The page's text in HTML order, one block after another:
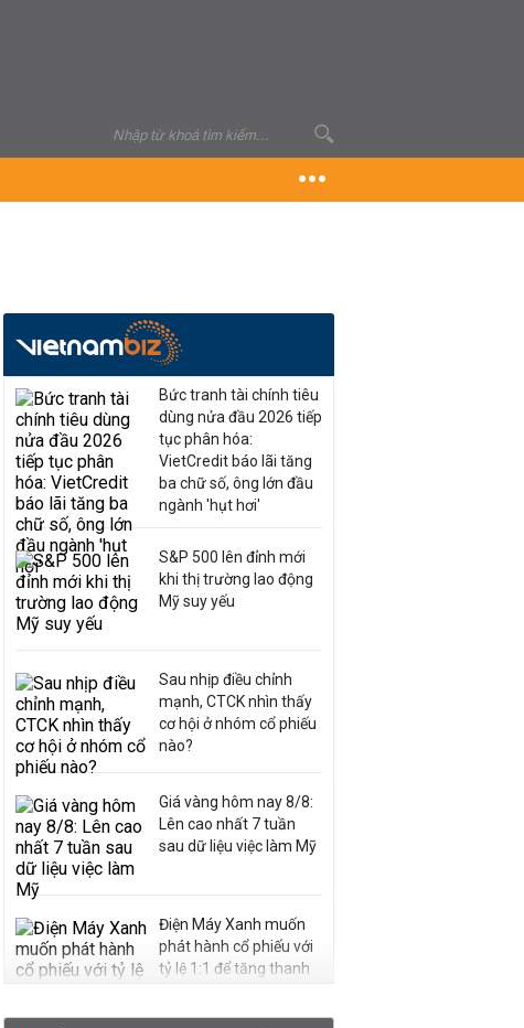
Bức tranh tài chính tiêu
dùng nửa đầu 2026 tiếp
tục phân hóa:
VietCredit báo lãi tăng
ba chữ số, ông lớn đầu
ngành 'hụt hơi'
S&P 500 lên đỉnh mới
khi thị trường lao động
Mỹ suy yếu
Sau nhịp điều chỉnh
mạnh, CTCK nhìn thấy
cơ hội ở nhóm cổ phiếu
nào?
Giá vàng hôm nay 8/8:
Lên cao nhất 7 tuần
sau dữ liệu việc làm Mỹ
Điện Máy Xanh muốn
phát hành cổ phiếu với
tỷ lệ 1:1 để tăng thanh